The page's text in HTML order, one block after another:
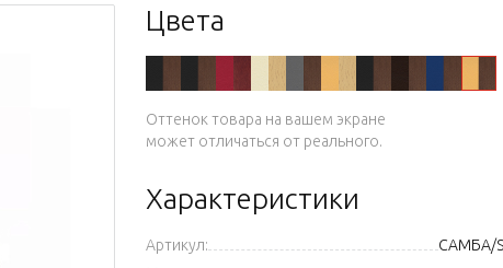
Цвета
оттенок)
1.031 оттенок)
Оттенок товара на вашем экране
может отличаться от реального.
Характеристики
Артикул:
САМБА/